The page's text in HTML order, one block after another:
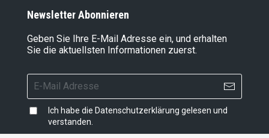
Newsletter Abonnieren
Geben Sie Ihre E-Mail Adresse ein, und erhalten
Sie die aktuellsten Informationen zuerst.
Ich habe die Datenschutzerklärung gelesen und
verstanden.